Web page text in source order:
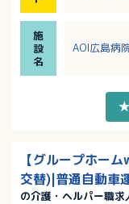
・年間休日
施
設
名
AOI広島病
★
【グループホー
交替)|普通自動車
の介護・ヘルパー職求